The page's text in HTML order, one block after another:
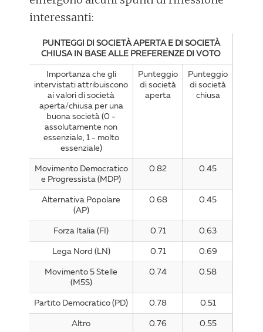
interessanti:
PUNTEGGI DI SOCIETÀ APERTA E DI SOCIETÀ
CHIUSA IN BASE ALLE PREFERENZE DI VOTO
Importanza che gli
intervistati attribuiscono
ai valori di società
aperta/chiusa per una
buona società (0 -
assolutamente non
essenziale, 1 - molto
essenziale)
Punteggio
di società
aperta
Punteggio
di società
chiusa
Movimento Democratico
e Progressista (MDP)
0.82 0.45
Alternativa Popolare
(AP)
0.68 0.45
Forza Italia (FI) 0.71 0.63
Lega Nord (LN) 0.71 0.69
Movimento 5 Stelle
(M5S)
0.74 0.58
Partito Democratico (PD) 0.78 0.51
Altro 0.76 0.55